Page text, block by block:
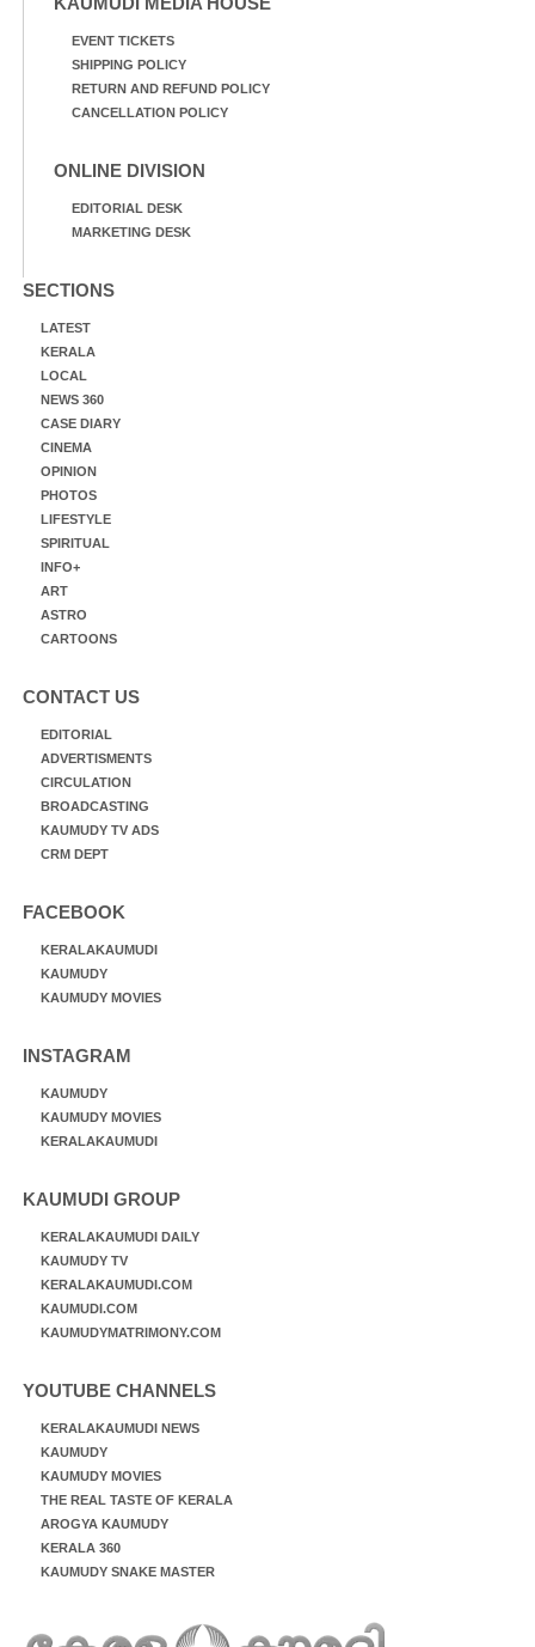
EVENT TICKETS
SHIPPING POLICY
RETURN AND REFUND POLICY
CANCELLATION POLICY
ONLINE DIVISION
EDITORIAL DESK
MARKETING DESK
SECTIONS
LATEST
KERALA
LOCAL
NEWS 360
CASE DIARY
CINEMA
OPINION
PHOTOS
LIFESTYLE
SPIRITUAL
INFO+
ART
ASTRO
CARTOONS
CONTACT US
EDITORIAL
ADVERTISMENTS
CIRCULATION
BROADCASTING
KAUMUDY TV ADS
CRM DEPT
FACEBOOK
KERALAKAUMUDI
KAUMUDY
KAUMUDY MOVIES
INSTAGRAM
KAUMUDY
KAUMUDY MOVIES
KERALAKAUMUDI
KAUMUDI GROUP
KERALAKAUMUDI DAILY
KAUMUDY TV
KERALAKAUMUDI.COM
KAUMUDI.COM
KAUMUDYMATRIMONY.COM
YOUTUBE CHANNELS
KERALAKAUMUDI NEWS
KAUMUDY
KAUMUDY MOVIES
THE REAL TASTE OF KERALA
AROGYA KAUMUDY
KERALA 360
KAUMUDY SNAKE MASTER